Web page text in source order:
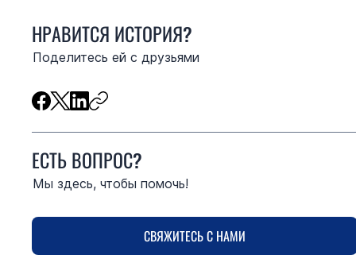
НРАВИТСЯ ИСТОРИЯ?
Поделитесь ей с друзьями
ЕСТЬ ВОПРОС?
Мы здесь, чтобы помочь!
СВЯЖИТЕСЬ С НАМИ